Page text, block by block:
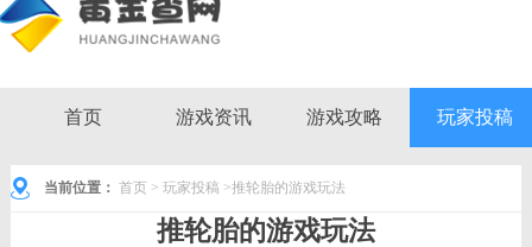
首页 游戏资讯 游戏攻略 玩家投稿
当前位置： 首页 > 玩家投稿 >推轮胎的游戏玩法
推轮胎的游戏玩法